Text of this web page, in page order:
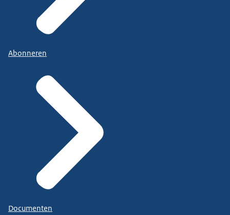
Abonneren
Documenten